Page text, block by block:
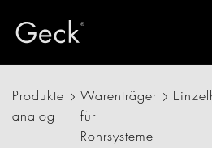
Produkte
analog
Warenträger
für
Rohrsysteme